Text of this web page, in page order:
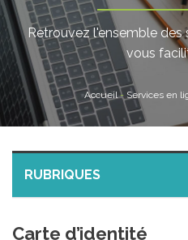
Retrouvez l'ensemble
vous
Accueil - Services en
Carte d’identité
RUBRIQUES